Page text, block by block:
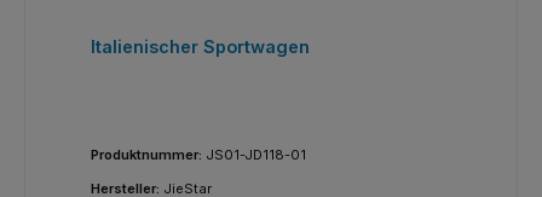
Italienischer Sportwagen
Produktnummer: JS01-JD118-01
Hersteller: JieStar